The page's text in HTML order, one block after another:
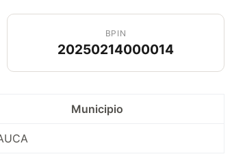
BPIN
20250214000014
Municipio